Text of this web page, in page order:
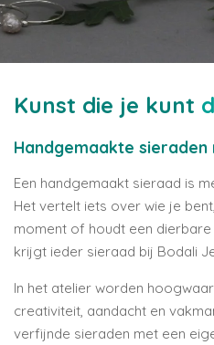
Kunst die je kunt
Handgemaakte
Een handgemaakt sieraad is
Het vertelt iets over wie je
moment of houdt een
krijgt ieder sieraad bij Bodali
In het atelier worden
creativiteit, aandacht en
verfijnde sieraden met een